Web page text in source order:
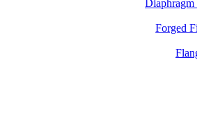
Diaphragm
Forged